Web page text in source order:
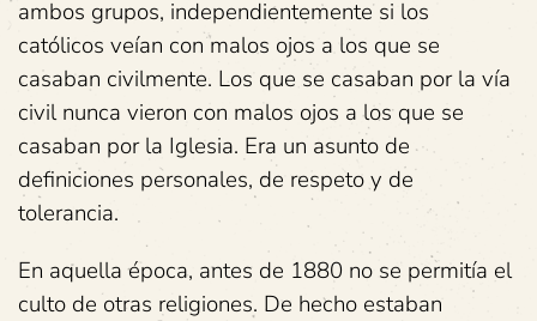
ambos grupos, independientemente si los
católicos veían con malos ojos a los que se
casaban civilmente. Los que se casaban por la vía
civil nunca vieron con malos ojos a los que se
casaban por la Iglesia. Era un asunto de
definiciones personales, de respeto y de
tolerancia.
En aquella época, antes de 1880 no se permitía el
culto de otras religiones. De hecho estaban